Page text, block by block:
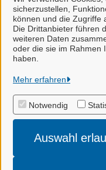
sicherzustellen,
können und die Zugriffe
Die Drittanbieter führen
weiteren Daten
oder die sie im Rahmen
haben.
Mehr erfahren
Notwendig
Auswahl
Landkreis
Alle Rechte